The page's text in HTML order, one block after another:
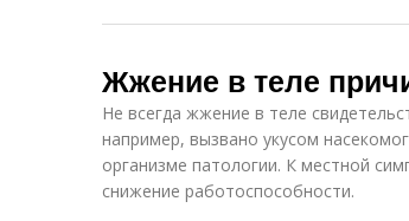
Жжение в теле
Не всегда жжение в теле
например, вызвано укусом
организме патологии. К местной
снижение работоспособности.